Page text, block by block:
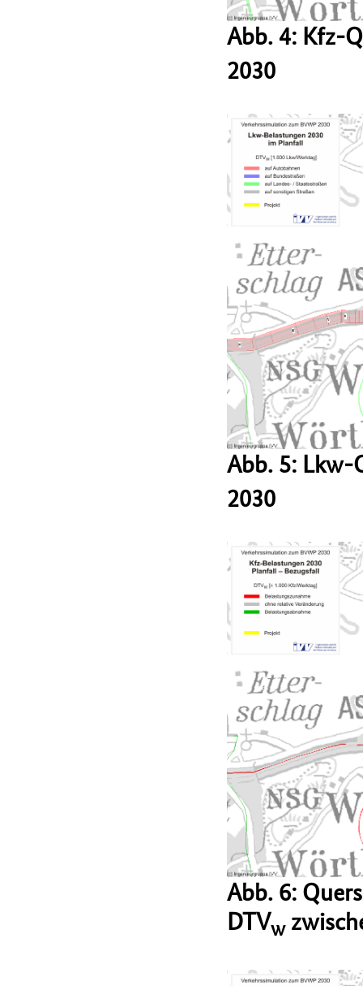
Abb. 4: Kfz-
2030
Abb. 5: Lkw-
2030
Abb. 6:
DTVw